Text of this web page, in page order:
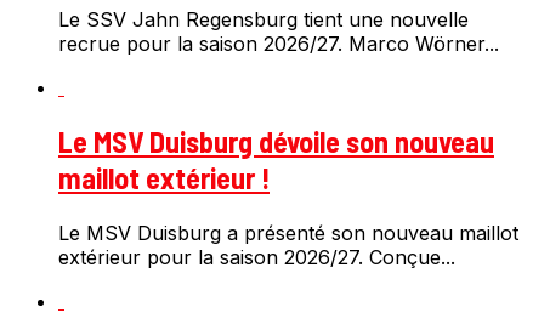
Le SSV Jahn Regensburg tient une nouvelle
recrue pour la saison 2026/27. Marco Wörner...
Le MSV Duisburg dévoile son nouveau
maillot extérieur !
Le MSV Duisburg a présenté son nouveau maillot
extérieur pour la saison 2026/27. Conçue...